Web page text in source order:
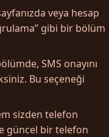
veya hesap
gibi bir bölüm
SMS onayını
Bu seçeneği
sizden telefon
güncel bir telefon